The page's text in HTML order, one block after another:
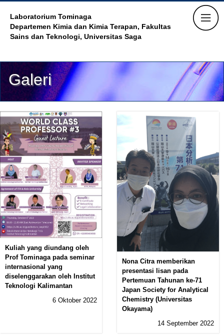
Laboratorium Tominaga
Departemen Kimia dan Kimia Terapan, Fakultas
Sains dan Teknologi, Universitas Saga
Galeri
Kuliah yang diundang oleh
Prof Tominaga pada seminar
internasional yang
diselenggarakan oleh Institut
Teknologi Kalimantan
6 Oktober 2022
Nona Citra memberikan
presentasi lisan pada
Pertemuan Tahunan ke-71
Japan Society for Analytical
Chemistry (Universitas
Okayama)
14 September 2022